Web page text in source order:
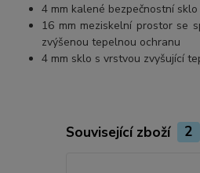
4 mm kalené bezpečnostní sklo
16 mm meziskelní prostor se
zvýšenou tepelnou ochranu
4 mm sklo s vrstvou zvyšující
Související zboží 2